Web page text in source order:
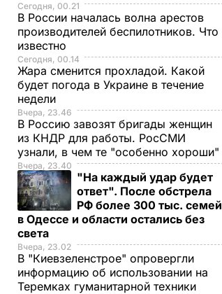
Сегодня, 00.21
В России началась волна арестов
производителей беспилотников. Что
известно
Сегодня, 00.14
Жара сменится прохладой. Какой
будет погода в Украине в течение
недели
Вчера, 23.46
В Россию завозят бригады женщин
из КНДР для работы. РосСМИ
узнали, в чем те "особенно хороши"
Вчера, 23.40
"На каждый удар будет
ответ". После обстрела
РФ более 300 тыс. семей
в Одессе и области остались без
света
Вчера, 23.02
В "Киевзеленстрое" опровергли
информацию об использовании на
Теремках гуманитарной техники